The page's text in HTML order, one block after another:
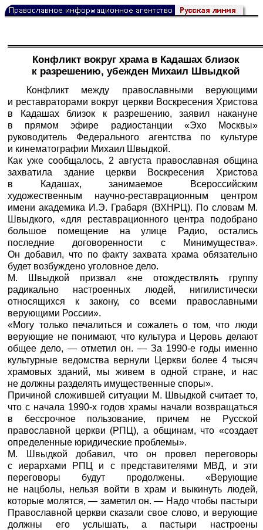
Конфликт вокруг храма в Кадашах близок
к разрешению, убежден Михаил Швыдкой
Конфликт между православными верующими
и реставраторами вокруг церкви Воскресения Христова
в Кадашах близок к разрешению, заявил накануне
в прямом эфире радиостанции «Эхо Москвы»
руководитель Федерального агентства по культуре
и кинематографии Михаил Швыдкой.
Как уже сообщалось, 2 августа православная община
захватила здание церкви Воскресения Христова
в Кадашах, занимаемое Всероссийским
художественным научно-реставрационным центром
имени академика И.Э. Грабаря (ВХНРЦ). По словам М.
Швыдкого, «для реставрационного центра подобрано
большое помещение на улице Радио, остались
последние договоренности с Минимущества».
Он добавил, что по факту захвата храма обязательно
будет возбуждено уголовное дело.
М. Швыдкой призвал «не отождествлять группу
радикально настроенных людей, нигилистически
относящихся к закону, со всеми православными
верующими России».
«Могу только печалиться и сожалеть о том, что люди
верующие не понимают, что культура и Церовь делают
общее дело, — отметил он. — За 1990-е годы именно
культурные ведомства вернули Церкви более 4 тысяч
храмовых зданий, мы живем в одной стране, и нас
не должны разделять имущественные споры».
Причиной сложившей ситуации М. Швыдкой считает то,
что с начала 1990-х годов храмы начали возвращаться
в бессрочное пользование, причем не Русской
православной церкви (РПЦ), а общинам, что «создает
определенные юридические проблемы».
М. Швыдкой добавил, что он провел переговоры
с иерархами РПЦ и с представителями МВД, и эти
переговоры будут продолжены. «Верующие
не нацболы, нельзя войти в храм и выкинуть людей,
которые молятся, — заметил он. — Надо чтобы пастыри
Православной церкви сказали свое слово, и верующие
должны его услышать, а пастыри настроены